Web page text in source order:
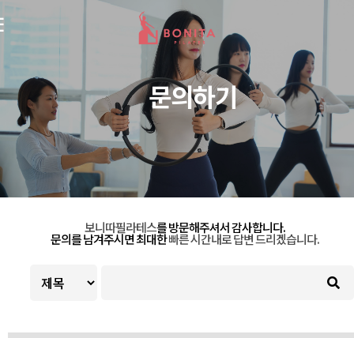
문의하기
보니따필라테스를 방문해주셔서 감사합니다.
문의를 남겨주시면 최대한빠른 시간내로 답변 드리겠습니다.